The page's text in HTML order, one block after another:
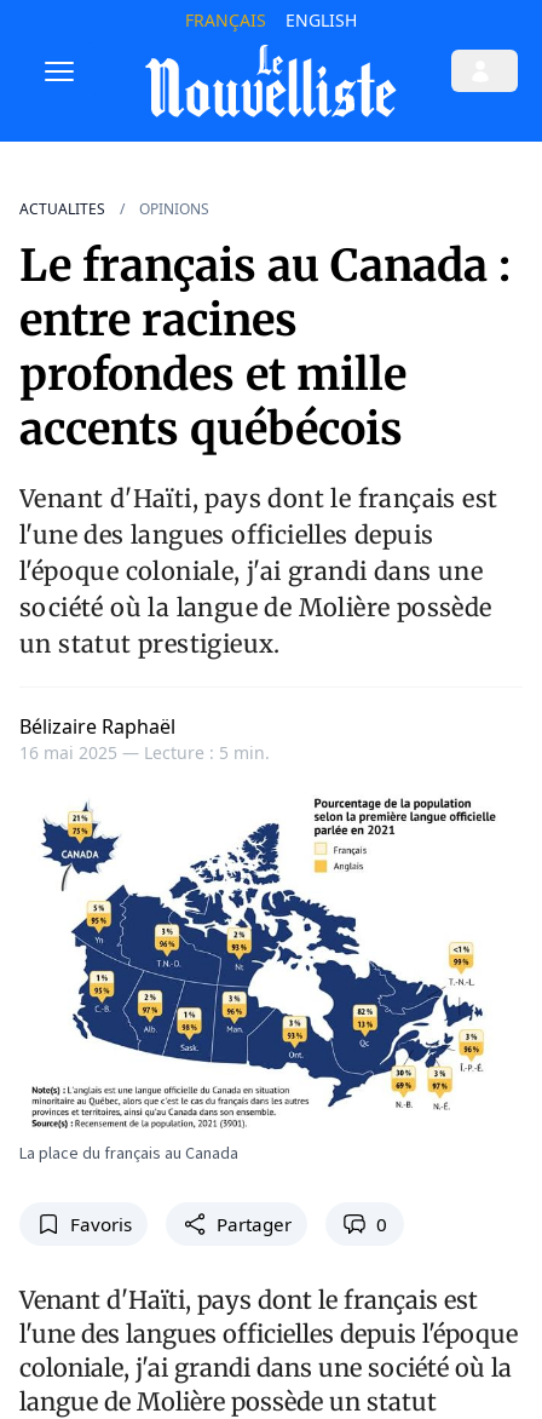
FRANÇAIS ENGLISH
ACTUALITES OPINIONS
Le français au Canada :
entre racines
profondes et mille
accents québécois
Venant d'Haïti, pays dont le français est
l'une des langues officielles depuis
l'époque coloniale, j'ai grandi dans une
société où la langue de Molière possède
un statut prestigieux.
Bélizaire Raphaël
16 mai 2025 — Lecture : 5 min.
La place du français au Canada
Favoris Partager 0
Venant d'Haïti, pays dont le français est
l'une des langues officielles depuis l'époque
coloniale, j'ai grandi dans une société où la
langue de Molière possède un statut